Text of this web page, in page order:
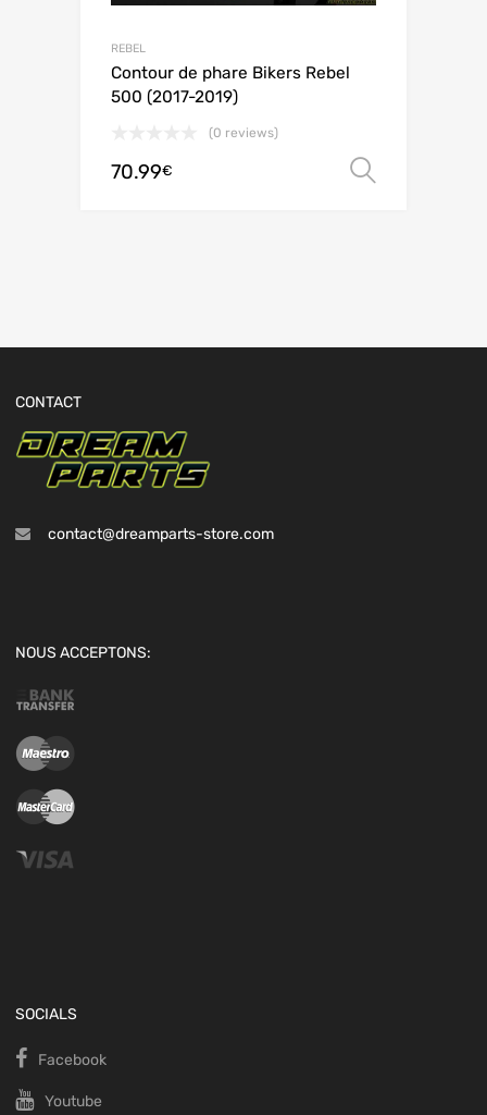
REBEL
Contour de phare Bikers Rebel
500 (2017-2019)
(0 reviews)
70.99€
CONTACT
contact@dreamparts-store.com
NOUS ACCEPTONS:
SOCIALS
Facebook
Youtube